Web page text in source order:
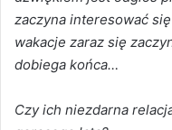
zaczyna interesować
wakacje zaraz się
dobiega końca…
Czy ich niezdarna